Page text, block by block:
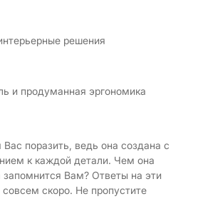
решения
и продуманная эргономика
поразить, ведь она создана с
к каждой детали. Чем она
запомнится Вам? Ответы на эти
скоро. Не пропустите